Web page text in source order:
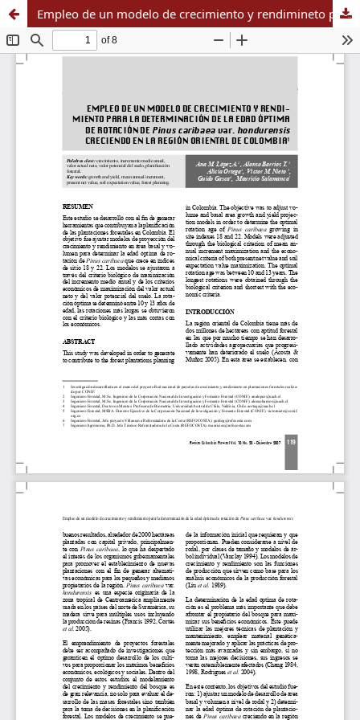
Empleo de un modelo de crecimiento y rendimineto para la deteminación de la edad óptima de rotación de Pinus Caribaea var. Hondurensis creciendo en la región oriental de Colombia